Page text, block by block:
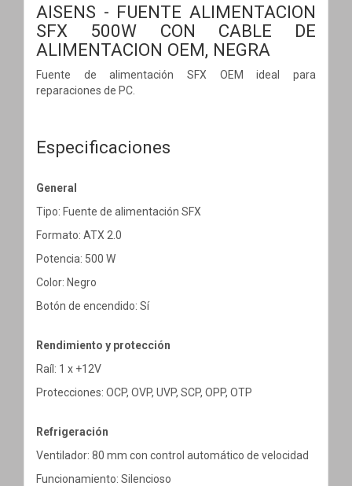
AISENS - FUENTE ALIMENTACION
SFX 500W CON CABLE DE
ALIMENTACION OEM, NEGRA
Fuente de alimentación SFX OEM ideal para
reparaciones de PC.
Especificaciones
General
Tipo: Fuente de alimentación SFX
Formato: ATX 2.0
Potencia: 500 W
Color: Negro
Botón de encendido: Sí
Rendimiento y protección
Raíl: 1 x +12V
Protecciones: OCP, OVP, UVP, SCP, OPP, OTP
Refrigeración
Ventilador: 80 mm con control automático de velocidad
Funcionamiento: Silencioso